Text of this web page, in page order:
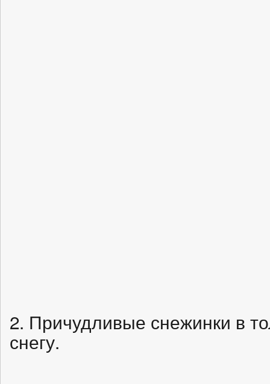
2. Причудливые снежинки в
снегу.